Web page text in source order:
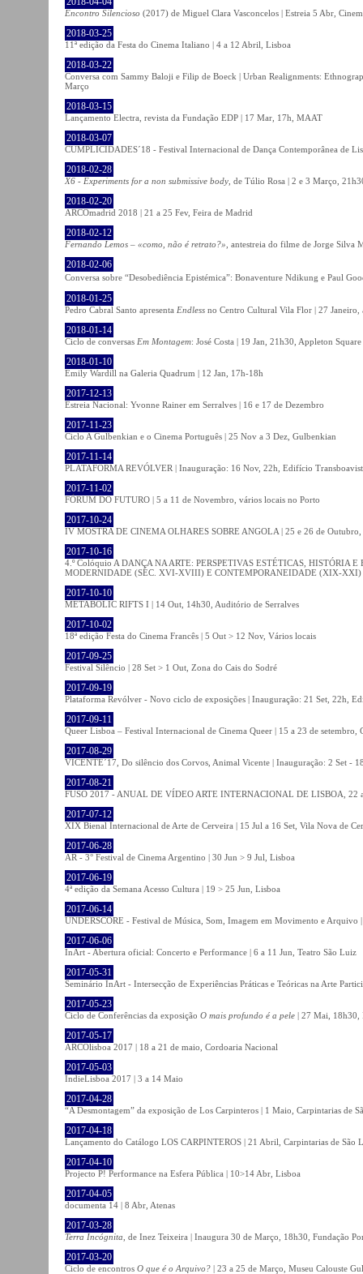
Encontro Silencioso (2017) de Miguel Clara Vasconcelos | Estreia 5 Abr,
2018-03-25
11ª edição da Festa do Cinema Italiano | 4 a 12 Abril, Lisboa
2018-03-22
Conversa com Sammy Baloji e Filip de Boeck | Urban Realignments:
Março
2018-03-15
Lançamento Electra, revista da Fundação EDP | 17 Mar, 17h, MAAT
2018-03-07
CUMPLICIDADES´18 - Festival Internacional de Dança Contemporânea de
2018-02-28
X6 - Experiments for a non submissive body , de Túlio Rosa | 2 e 3 Março,
2018-02-20
ARCOmadrid 2018 | 21 a 25 Fev, Feira de Madrid
2018-02-12
Fernando Lemos – «como, não é retrato?» , antestreia do filme de Jorge Silva
2018-02-06
Conversa sobre “Desobediência Epistémica”: Bonaventure Ndikung e Paul
2018-01-25
Pedro Cabral Santo apresenta Endless no Centro Cultural Vila Flor | 27 Janeiro,
2018-01-14
Ciclo de conversas Em Montagem: José Costa | 19 Jan, 21h30, Appleton Square
2018-01-10
Emily Wardill na Galeria Quadrum | 12 Jan, 17h-18h
2017-12-13
Estreia Nacional: Yvonne Rainer em Serralves | 16 e 17 de Dezembro
2017-11-23
Ciclo A Gulbenkian e o Cinema Português | 25 Nov a 3 Dez, Gulbenkian
2017-11-14
PLATAFORMA REVÓLVER | Inauguração: 16 Nov, 22h, Edifício
2017-11-02
FÓRUM DO FUTURO | 5 a 11 de Novembro, vários locais no Porto
2017-10-24
IV MOSTRA DE CINEMA OLHARES SOBRE ANGOLA | 25 e 26 de
2017-10-16
4.º Colóquio A DANÇA NA ARTE: PERSPETIVAS ESTÉTICAS, HISTÓRIA
MODERNIDADE (SÉC. XVI-XVIII) E CONTEMPORANEIDADE (XIX-XXI)
2017-10-10
METABOLIC RIFTS I | 14 Out, 14h30, Auditório de Serralves
2017-10-02
18ª edição Festa do Cinema Francês | 5 Out > 12 Nov, Vários locais
2017-09-25
Festival Silêncio | 28 Set > 1 Out, Zona do Cais do Sodré
2017-09-19
Plataforma Revólver - Novo ciclo de exposições | Inauguração: 21 Set, 22h,
2017-09-11
Queer Lisboa – Festival Internacional de Cinema Queer | 15 a 23 de setembro,
2017-08-29
VICENTE´17, Do silêncio dos Corvos, Animal Vicente | Inauguração: 2 Set -
2017-08-21
FUSO 2017 - ANUAL DE VÍDEO ARTE INTERNACIONAL DE LISBOA, 22
2017-07-12
XIX Bienal Internacional de Arte de Cerveira | 15 Jul a 16 Set, Vila Nova de
2017-06-28
AR - 3° Festival de Cinema Argentino | 30 Jun > 9 Jul, Lisboa
2017-06-19
4ª edição da Semana Acesso Cultura | 19 > 25 Jun, Lisboa
2017-06-14
UNDERSCORE - Festival de Música, Som, Imagem em Movimento e Arquivo
2017-06-06
InArt - Abertura oficial: Concerto e Performance | 6 a 11 Jun, Teatro São Luiz
2017-05-31
Seminário InArt - Intersecção de Experiências Práticas e Teóricas na Arte
2017-05-23
Ciclo de Conferências da exposição O mais profundo é a pele | 27 Mai, 18h30,
2017-05-17
ARCOlisboa 2017 | 18 a 21 de maio, Cordoaria Nacional
2017-05-03
IndieLisboa 2017 | 3 a 14 Maio
2017-04-28
“A Desmontagem” da exposição de Los Carpinteros | 1 Maio, Carpintarias de
2017-04-18
Lançamento do Catálogo LOS CARPINTEROS | 21 Abril, Carpintarias de São
2017-04-10
Projecto P! Performance na Esfera Pública | 10>14 Abr, Lisboa
2017-04-05
documenta 14 | 8 Abr, Atenas
2017-03-28
Terra Incógnita , de Inez Teixeira | Inaugura 30 de Março, 18h30, Fundação
2017-03-20
Ciclo de encontros O que é o Arquivo? | 23 a 25 de Março, Museu Calouste